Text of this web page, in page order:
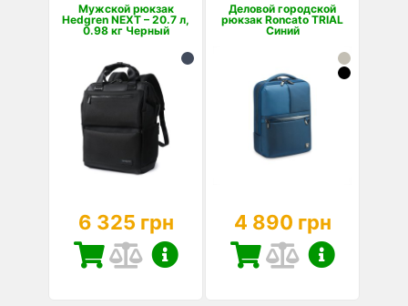
Мужской рюкзак
Hedgren NEXT – 20.7 л,
0.98 кг Черный
6 325 грн
Деловой городской
рюкзак Roncato TRIAL
Синий
4 890 грн